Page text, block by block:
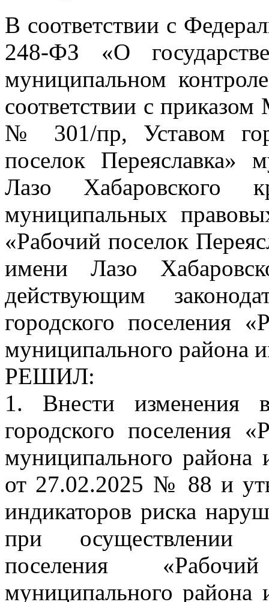
В соответствии с
248-ФЗ «О
муниципальном
соответствии с
№ 301/пр, Уставом
поселок Переяславка»
Лазо Хабаровского
муниципальных
«Рабочий поселок
имени Лазо
действующим
городского поселения
муниципального района
РЕШИЛ:
1. Внести изменения
городского поселения
муниципального района
от 27.02.2025 № 88 и
индикаторов риска
при осуществлении
поселения
муниципального района